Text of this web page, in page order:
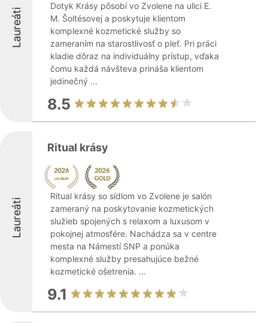
Laureáti
Dotyk Krásy pôsobí vo Zvolene na ulici E.
M. Šoltésovej a poskytuje klientom
komplexné kozmetické služby so
zameraním na starostlivosť o pleť. Pri práci
kladie dôraz na individuálny prístup, vďaka
čomu každá návšteva prináša klientom
jedinečný ...
8.5
Laureáti
Ritual krásy
Ritual krásy so sídlom vo Zvolene je salón
zameraný na poskytovanie kozmetických
služieb spojených s relaxom a luxusom v
pokojnej atmosfére. Nachádza sa v centre
mesta na Námestí SNP a ponúka
komplexné služby presahujúce bežné
kozmetické ošetrenia. ...
9.1